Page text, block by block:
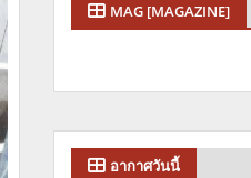
MAG [MAGAZINE]
อากาศวันนี้